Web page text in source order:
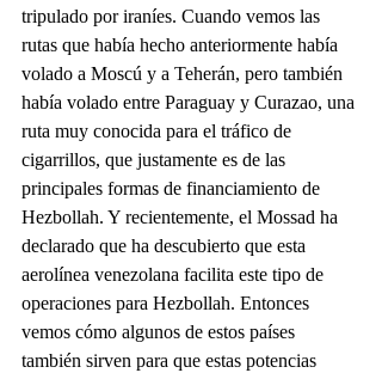
tripulado por iraníes. Cuando vemos las
rutas que había hecho anteriormente había
volado a Moscú y a Teherán, pero también
había volado entre Paraguay y Curazao, una
ruta muy conocida para el tráfico de
cigarrillos, que justamente es de las
principales formas de financiamiento de
Hezbollah. Y recientemente, el Mossad ha
declarado que ha descubierto que esta
aerolínea venezolana facilita este tipo de
operaciones para Hezbollah. Entonces
vemos cómo algunos de estos países
también sirven para que estas potencias